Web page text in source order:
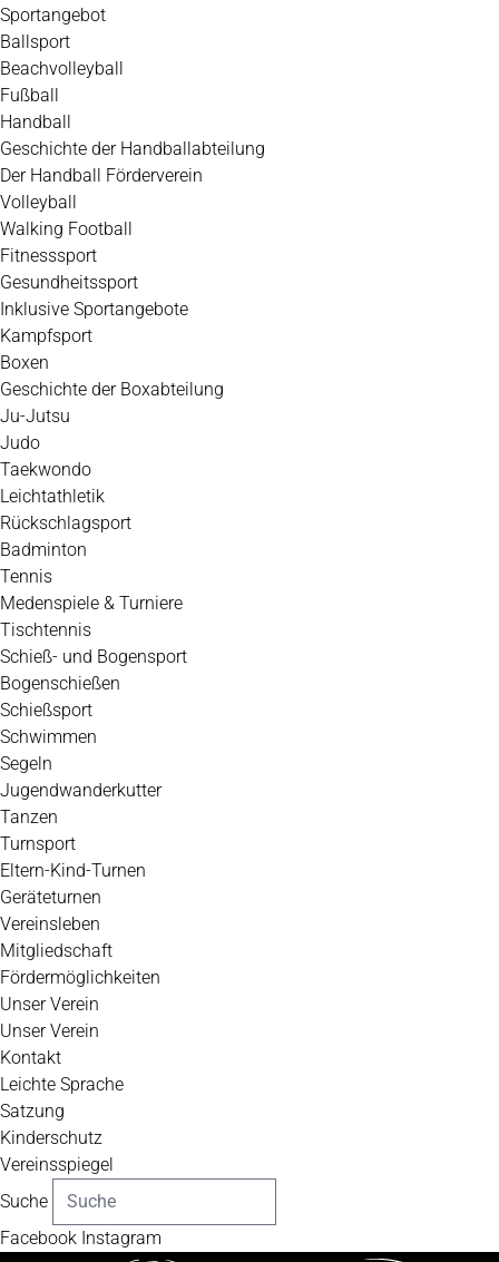
Sportangebot
Ballsport
Beachvolleyball
Fußball
Handball
Geschichte der Handballabteilung
Der Handball Förderverein
Volleyball
Walking Football
Fitnesssport
Gesundheitssport
Inklusive Sportangebote
Kampfsport
Boxen
Geschichte der Boxabteilung
Ju-Jutsu
Judo
Taekwondo
Leichtathletik
Rückschlagsport
Badminton
Tennis
Medenspiele & Turniere
Tischtennis
Schieß- und Bogensport
Bogenschießen
Schießsport
Schwimmen
Segeln
Jugendwanderkutter
Tanzen
Turnsport
Eltern-Kind-Turnen
Geräteturnen
Vereinsleben
Mitgliedschaft
Fördermöglichkeiten
Unser Verein
Unser Verein
Kontakt
Leichte Sprache
Satzung
Kinderschutz
Vereinsspiegel
Suche
Facebook Instagram